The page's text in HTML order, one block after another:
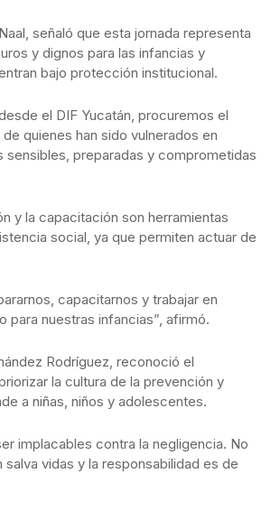
señaló que esta jornada representa
y dignos para las infancias y
bajo protección institucional.
el DIF Yucatán, procuremos el
quienes han sido vulnerados en
preparadas y comprometidas
y la capacitación son herramientas
social, ya que permiten actuar de
capacitarnos y trabajar en
para nuestras infancias”, afirmó.
Rodríguez, reconoció el
la cultura de la prevención y
a niñas, niños y adolescentes.
implacables contra la negligencia. No
vidas y la responsabilidad es de